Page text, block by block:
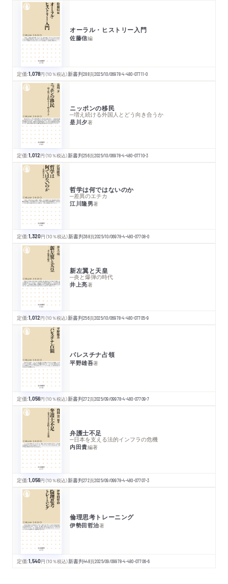
オーラル・ヒストリー入門
佐藤信編
定価:1,078円 （10％税込）新書判288頁2025/10/06978-4-480-07711-0
ニッポンの移民
─増え続ける外国人とどう向き合うか
是川夕著
定価:1,012円 （10％税込）新書判256頁2025/10/06978-4-480-07710-3
哲学は何ではないのか
─差異のエチカ
江川隆男著
定価:1,320円 （10％税込）新書判368頁2025/10/06978-4-480-07708-0
新左翼と天皇
─炎と爆弾の時代
井上亮著
定価:1,012円 （10％税込）新書判256頁2025/10/06978-4-480-07705-9
パレスチナ占領
平野雄吾著
定価:1,056円 （10％税込）新書判272頁2025/09/09978-4-480-07709-7
弁護士不足
─日本を支える法的インフラの危機
内田貴編著
定価:1,056円 （10％税込）新書判272頁2025/09/09978-4-480-07707-3
倫理思考トレーニング
伊勢田哲治著
定価:1,540円 （10％税込）新書判448頁2025/09/09978-4-480-07706-6